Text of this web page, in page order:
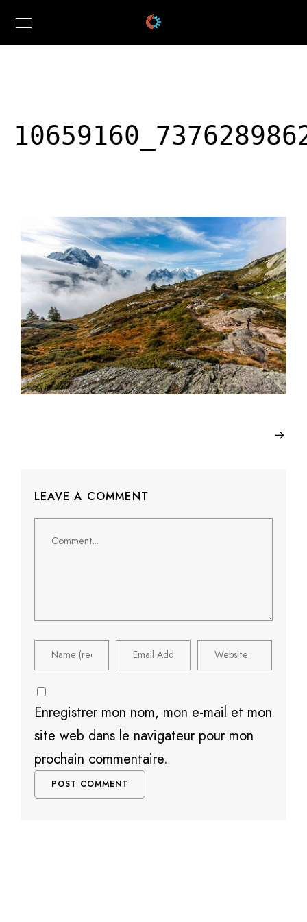
LEAVE A COMMENT
Enregistrer mon nom, mon e-mail et mon
site web dans le navigateur pour mon
prochain commentaire.